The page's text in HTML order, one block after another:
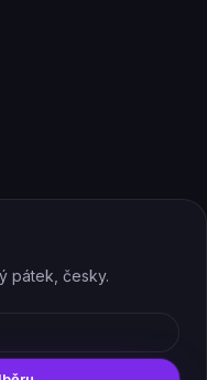
pátek, česky.